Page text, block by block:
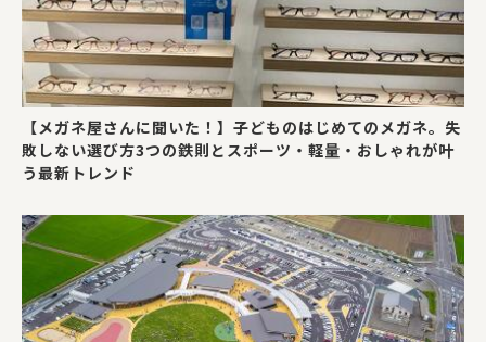
【メガネ屋さんに聞いた！】子どものはじめてのメガネ。失
敗しない選び方3つの鉄則とスポーツ・軽量・おしゃれが叶
う最新トレンド